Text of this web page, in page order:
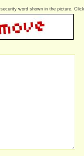
word shown in the picture.